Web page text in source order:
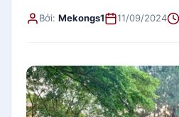
Bởi: Mekongs1 11/09/2024